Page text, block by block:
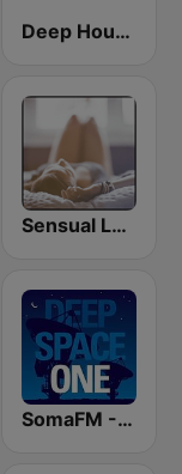
Deep House Lounge
Sensual Lounge
SomaFM - Deep Space One